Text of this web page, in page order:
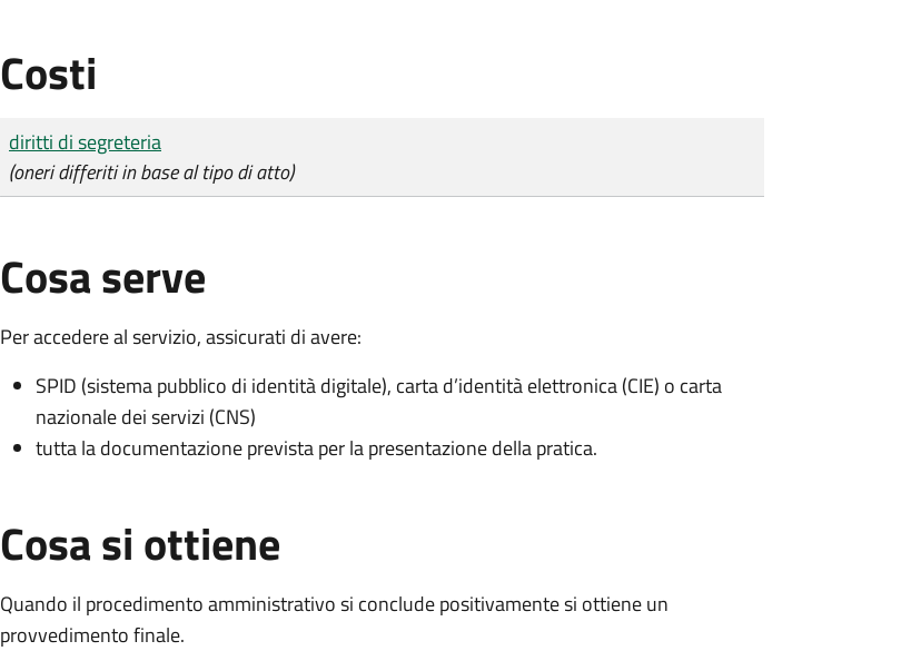
Costi
Tipo di pagamento
Importo
diritti di segreteria
(oneri differiti in base al tipo di atto)
Cosa serve
Per accedere al servizio, assicurati di avere:
SPID (sistema pubblico di identità digitale), carta d’identità elettronica (CIE) o carta
nazionale dei servizi (CNS)
tutta la documentazione prevista per la presentazione della pratica.
Cosa si ottiene
Quando il procedimento amministrativo si conclude positivamente si ottiene un
provvedimento finale.